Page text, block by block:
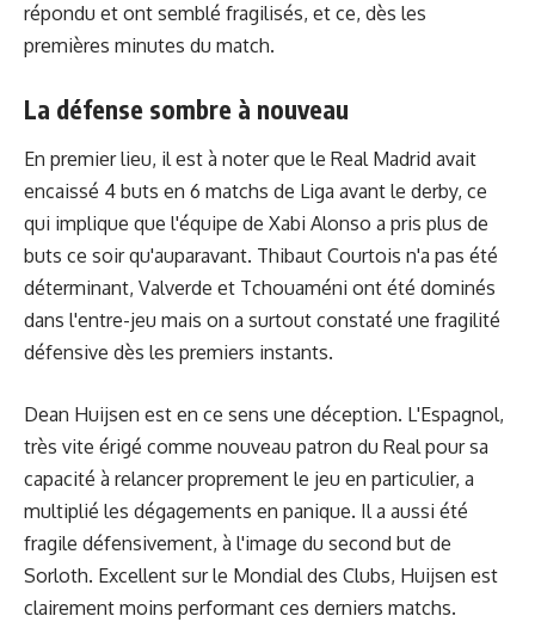
répondu et ont semblé fragilisés, et ce, dès les
premières minutes du match.
La défense sombre à nouveau
En premier lieu, il est à noter que le Real Madrid avait
encaissé 4 buts en 6 matchs de Liga avant le derby, ce
qui implique que l'équipe de Xabi Alonso a pris plus de
buts ce soir qu'auparavant. Thibaut Courtois n'a pas été
déterminant, Valverde et Tchouaméni ont été dominés
dans l'entre-jeu mais on a surtout constaté une fragilité
défensive dès les premiers instants.
Dean Huijsen est en ce sens une déception. L'Espagnol,
très vite érigé comme nouveau patron du Real pour sa
capacité à relancer proprement le jeu en particulier, a
multiplié les dégagements en panique. Il a aussi été
fragile défensivement, à l'image du second but de
Sorloth. Excellent sur le Mondial des Clubs, Huijsen est
clairement moins performant ces derniers matchs.